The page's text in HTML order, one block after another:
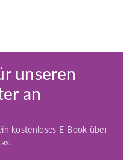
unseren
an
kostenloses E-Book über